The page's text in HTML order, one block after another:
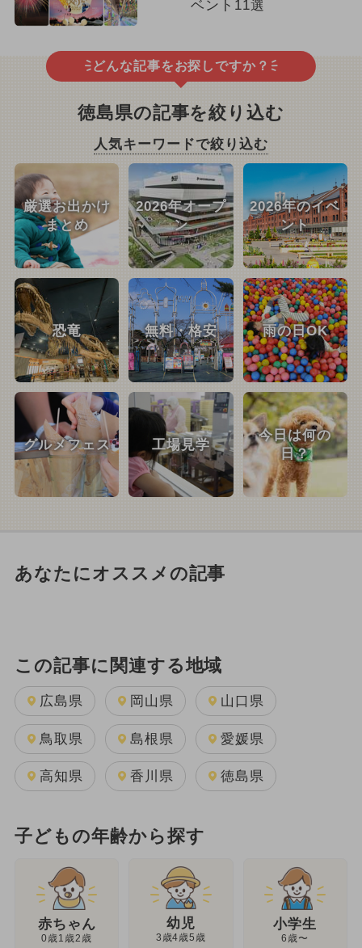
ベント11選
どんな記事をお探しですか？
徳島県の記事を絞り込む
人気キーワードで絞り込む
厳選お出かけ
まとめ
2026年オープ
ン
2026年のイベ
ント
恐竜 無料・格安 雨の日OK
グルメフェス 工場見学
今日は何の
日？
あなたにオススメの記事
この記事に関連する地域
広島県 岡山県 山口県
鳥取県 島根県 愛媛県
高知県 香川県 徳島県
子どもの年齢から探す
赤ちゃん
0歳1歳2歳
幼児
3歳4歳5歳
小学生
6歳〜